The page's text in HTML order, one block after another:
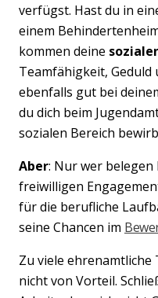
verfügst. Hast du in
einem
kommen deine
Teamfähigkeit,
ebenfalls gut bei
du dich beim
sozialen Bereich
Aber: Nur wer belegen
freiwilligen
für die berufliche
seine Chancen im
Zu viele
nicht von Vorteil.